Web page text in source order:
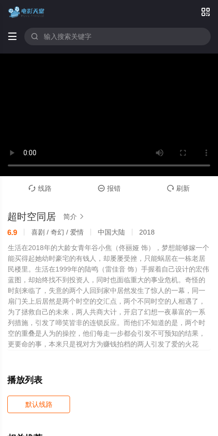

 
 线路  报错  刷新
超时空同居 简介 
6.9 喜剧 / 奇幻 / 爱情 中国大陆
2018
生活在2018年的大龄女青年谷小焦（佟丽娅 饰），梦想能够嫁一个
能买得起她幼时豪宅的有钱人，却屡屡受挫，只能蜗居在一栋老居
民楼里。生活在1999年的陆鸣（雷佳音 饰）手握着自己设计的宏伟
蓝图，却始终找不到投资人，同时也面临重大的事业危机。奇怪的
时刻来临了，失意的两个人回到家中居然发生了惊人的一幕，同一
扇门关上后居然是两个时空的交汇点，两个不同时空的人相遇了，
为了拯救自己的未来，两人共商大计，开启了幻想一夜暴富的一系
列措施，引发了啼笑皆非的连锁反应。而他们不知道的是，两个时
空的重叠是人为的操控，他们每走一步都会引发不可预知的结果，
更要命的事，本来只是视对方为赚钱拍档的两人引发了爱的火花
播放列表
默认线路